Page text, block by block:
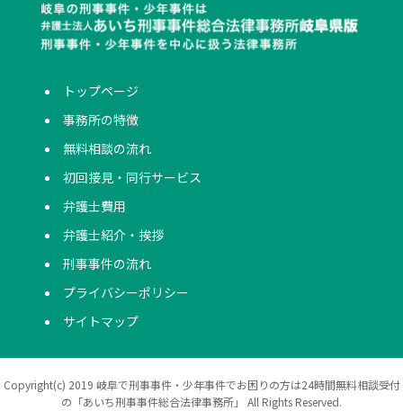
トップページ
事務所の特徴
無料相談の流れ
初回接見・同行サービス
弁護士費用
弁護士紹介・挨拶
刑事事件の流れ
プライバシーポリシー
サイトマップ
Copyright(c) 2019 岐阜で刑事事件・少年事件でお困りの方は24時間無料相談受付
の「あいち刑事事件総合法律事務所」 All Rights Reserved.